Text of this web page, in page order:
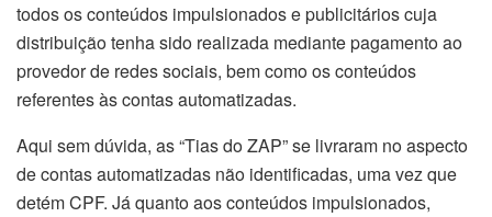
todos os conteúdos impulsionados e publicitários cuja
distribuição tenha sido realizada mediante pagamento ao
provedor de redes sociais, bem como os conteúdos
referentes às contas automatizadas.
Aqui sem dúvida, as “Tias do ZAP” se livraram no aspecto
de contas automatizadas não identificadas, uma vez que
detém CPF. Já quanto aos conteúdos impulsionados,